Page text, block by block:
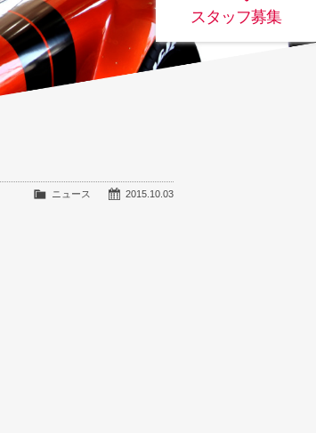
スタッフ募集
2015.10.03
ニュース